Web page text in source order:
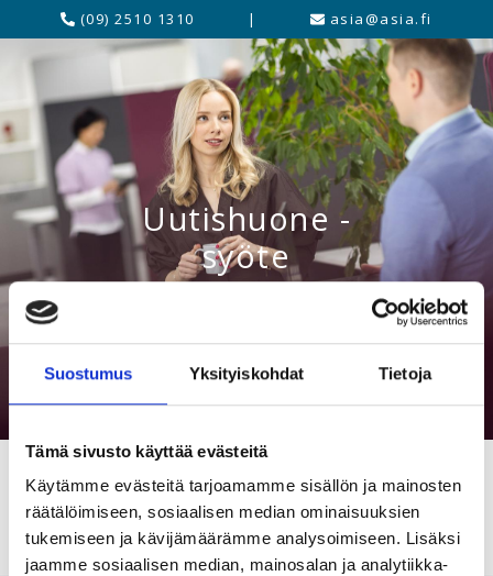
Suostumus Yksityiskohdat Tietoja
Tämä sivusto käyttää evästeitä
Käytämme evästeitä tarjoamamme sisällön ja mainosten
räätälöimiseen, sosiaalisen median ominaisuuksien
tukemiseen ja kävijämäärämme analysoimiseen. Lisäksi
jaamme sosiaalisen median, mainosalan ja analytiikka-
(09) 2510 1310 | asia@asia.fi
Uutishuone -
syöte